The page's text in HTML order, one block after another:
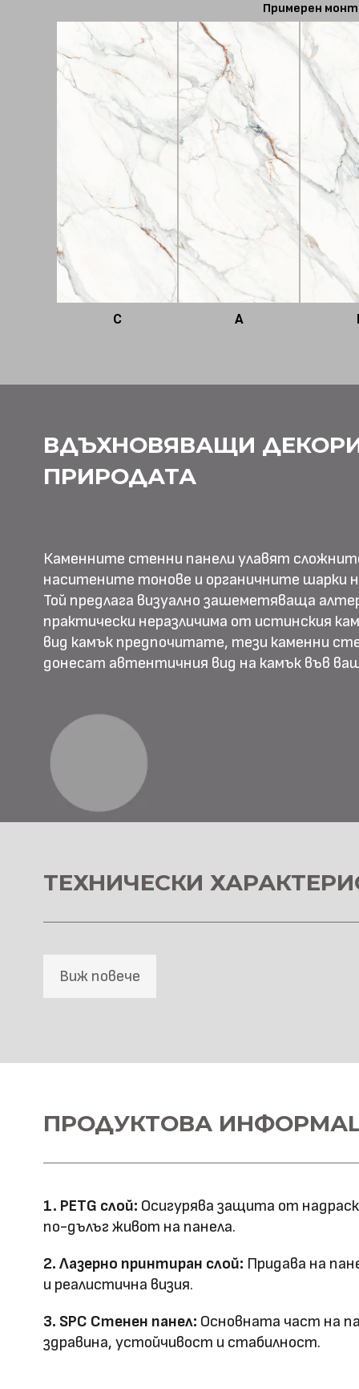
Примерен
C A
ВДЪХНОВЯВАЩИ
ПРИРОДАТА
Каменните стенни панели улавят
наситените тонове и органичните шарки
Той предлага визуално зашеметяваща
практически неразличима от истинския
вид камък предпочитате, тези каменни
донесат автентичния вид на камък във
ТЕХНИЧЕСКИ
Виж повече
напречно сечение
SPC+PETG
Дебелина: 5
технология
Лазерно принтиране
Оценка за
ефективност
ПРОДУКТОВА
1. PETG слой: Осигурява защита от
по-дълъг живот на панела.
2. Лазерно принтиран слой: Придава на
и реалистична визия.
3. SPC Стенен панел: Основната част на
здравина, устойчивост и стабилност.